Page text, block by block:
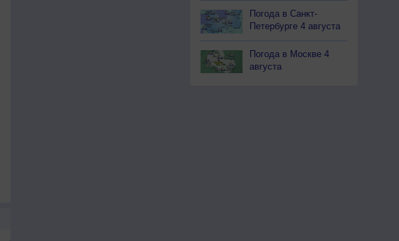
Погода в Санкт-
Петербурге 4 августа
Погода в Москве 4
августа